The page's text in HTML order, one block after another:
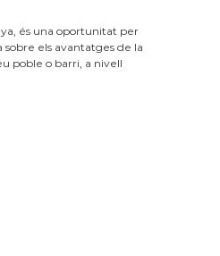
és una oportunitat per
sobre els avantatges de la
poble o barri, a nivell